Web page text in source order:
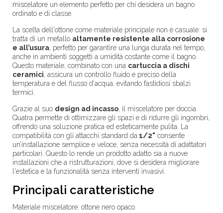
miscelatore un elemento perfetto per chi desidera un bagno
ordinato e di classe.
La scelta dell'ottone come materiale principale non è casuale: si
tratta di un metallo altamente resistente alla corrosione
e all’usura, perfetto per garantire una lunga durata nel tempo,
anche in ambienti soggetti a umidità costante come il bagno.
Questo materiale, combinato con una cartuccia a dischi
ceramici, assicura un controllo fluido e preciso della
temperatura e del flusso d'acqua, evitando fastidiosi sbalzi
termici.
Grazie al suo design ad incasso, il miscelatore per doccia
Quatra permette di ottimizzare gli spazi e di ridurre gli ingombri,
offrendo una soluzione pratica ed esteticamente pulita. La
compatibilità con gli attacchi standard da 1/2" consente
un’installazione semplice e veloce, senza necessità di adattatori
particolari. Questo lo rende un prodotto adatto sia a nuove
installazioni che a ristrutturazioni, dove si desidera migliorare
l'estetica e la funzionalità senza interventi invasivi.
Principali caratteristiche
Materiale miscelatore: ottone nero opaco